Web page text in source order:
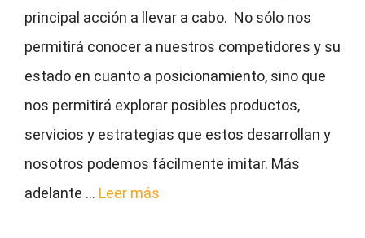
principal acción a llevar a cabo. No sólo nos
permitirá conocer a nuestros competidores y su
estado en cuanto a posicionamiento, sino que
nos permitirá explorar posibles productos,
servicios y estrategias que estos desarrollan y
nosotros podemos fácilmente imitar. Más
adelante … Leer más